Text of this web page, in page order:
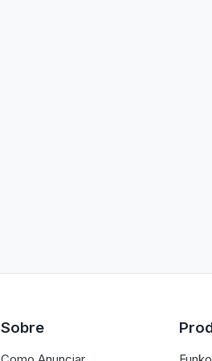
Sobre